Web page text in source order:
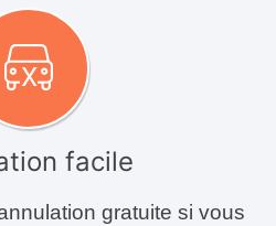
facile
gratuite si vous